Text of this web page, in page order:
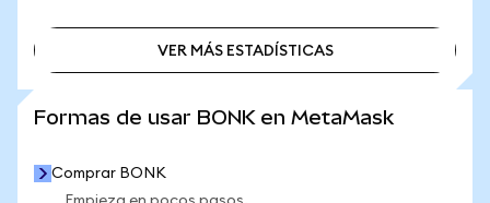
VER MÁS ESTADÍSTICAS
Formas de usar BONK en MetaMask
Comprar BONK